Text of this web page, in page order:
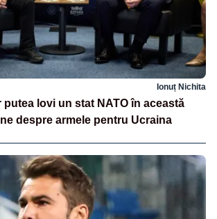
Ionuț Nichita
putea lovi un stat NATO în această
despre armele pentru Ucraina